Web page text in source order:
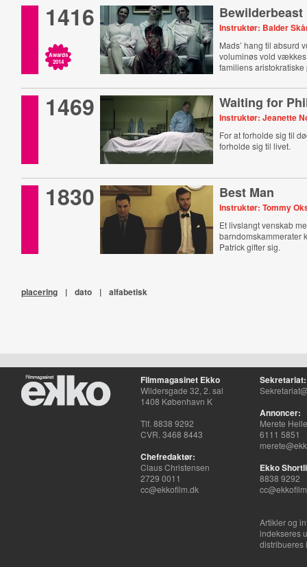
1416
Awards
2014
Bewilderbeast
Instruktør: Balder
Mads’ hang til absurd
voluminøs vold
familiens
1469 Waiting for
Instruktør: Jeanette
For at forholde sig til
forholde sig til livet.
1830 Best Man
Instruktør: Tommy
Et livslangt venskab
barndomskammerater
Patrick gifter sig.
placering | dato | alfabetisk
Filmmagasinet Ekko
Wildersgade 32, 2. sal
1408 København K
Tlf. 8838 9292
CVR. 3468 8443
Chefredaktør:
Claus Christensen
2729 0011
cc@ekkofilm.dk
Sekretariat:
Annoncer:
Merete
6111 5851
Ekko
8838 9292
Artikler og
indekseres
distribueres